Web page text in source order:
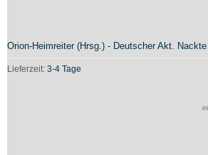
Orion-Heimreiter (Hrsg.) - Deutscher Akt.
Lieferzeit: 3-4 Tage